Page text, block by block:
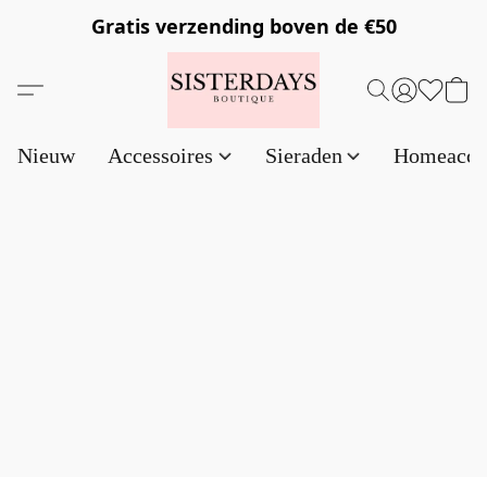
Gratis verzending boven de €50
Nieuw Accessoires Sieraden